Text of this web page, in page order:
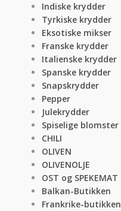
Indiske krydder
Tyrkiske krydder
Eksotiske mikser
Franske krydder
Italienske krydder
Spanske krydder
Snapskrydder
Pepper
Julekrydder
Spiselige blomster
CHILI
OLIVEN
OLIVENOLJE
OST og SPEKEMAT
Balkan-Butikken
Frankrike-butikken